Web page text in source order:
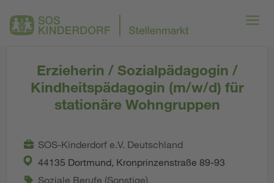
Erzieherin / Sozialpädagogin /
Kindheitspädagogin (m/w/d) für
stationäre Wohngruppen
SOS-Kinderdorf e.V. Deutschland
44135 Dortmund, Kronprinzenstraße 89-93
Soziale Berufe (Sonstige)